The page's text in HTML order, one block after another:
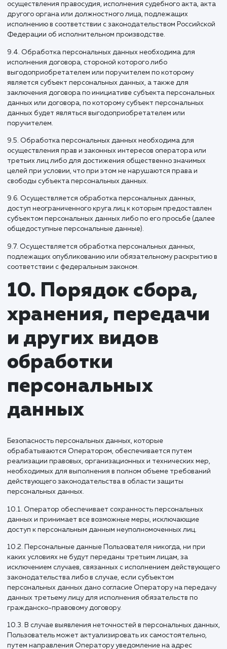
субъектом персональных данных;
федеральные законы, иные нормативно-правовые
акты в сфере защиты персональных данных;
согласия Пользователей на обработку их
персональных данных, на обработку
данных, разрешенных для распространения.
8.2. Оператор обрабатывает персональные данные
Пользователя только в случае их заполнения и/или
Пользователем самостоятельно через специальные
расположенные на сайте https://g-creative.ru/ или
направленные Оператору посредством электронной
Заполняя соответствующие формы и/или отправляя свои
персональные данные Оператору, Пользователь
свое согласие с данной Политикой.
8.3. Оператор обрабатывает обезличенные данные о
Пользователе в случае, если это разрешено в настройках
браузера Пользователя (включено сохранение файлов
и использование технологии JavaScript).
принимает решение о предоставлении его персональных
данных и дает согласие свободно, своей волей и в своем
интересе.
9. Условия
обработки
персональных
данных
9.1. Обработка персональных данных осуществляется с
9.2. Обработка персональных данных необходима для
достижения целей, предусмотренных международным
договором Российской Федерации или законом, для
осуществления возложенных законодательством
Федерации на оператора функций, полномочий и
обязанностей.
9.3. Обработка персональных данных необходима для
другого органа или должностного лица, подлежащих
исполнению в соответствии с законодательством
Федерации об исполнительном производстве.
9.4. Обработка персональных данных необходима для
исполнения договора, стороной которого либо
является субъект персональных данных, а также для
заключения договора по инициативе субъекта